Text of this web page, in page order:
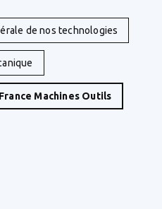
de nos technologies
Machines Outils